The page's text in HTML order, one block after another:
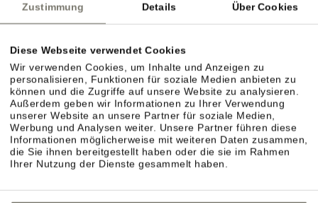
Zustimmung Details Über Cookies
Diese Webseite verwendet Cookies
Wir verwenden Cookies, um Inhalte und Anzeigen zu
personalisieren, Funktionen für soziale Medien anbieten zu
können und die Zugriffe auf unsere Website zu analysieren.
Außerdem geben wir Informationen zu Ihrer Verwendung
unserer Website an unsere Partner für soziale Medien,
Werbung und Analysen weiter. Unsere Partner führen diese
Informationen möglicherweise mit weiteren Daten zusammen,
die Sie ihnen bereitgestellt haben oder die sie im Rahmen
Ihrer Nutzung der Dienste gesammelt haben.
"WOHNEN IM WEIN."